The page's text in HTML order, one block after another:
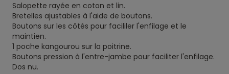
Salopette rayée en coton et lin.
Bretelles ajustables à l'aide de boutons.
Boutons sur les côtés pour facililer l'enfilage et le
maintien.
1 poche kangourou sur la poitrine.
Boutons pression à l'entre-jambe pour faciliter l'enfilage.
Dos nu.